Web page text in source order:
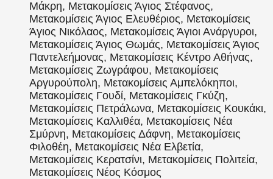
Μάκρη, Μετακομίσεις Άγιος Στέφανος,
Μετακομίσεις Άγιος Ελευθέριος, Μετακομίσεις
Άγιος Νικόλαος, Μετακομίσεις Άγιοι Ανάργυροι,
Μετακομίσεις Άγιος Θωμάς, Μετακομίσεις Άγιος
Παντελεήμονας, Μετακομίσεις Κέντρο Αθήνας,
Μετακομίσεις Ζωγράφου, Μετακομίσεις
Αργυρούπολη, Μετακομίσεις Αμπελόκηποι,
Μετακομίσεις Γουδί, Μετακομίσεις Γκύζη,
Μετακομίσεις Πετράλωνα, Μετακομίσεις Κουκάκι,
Μετακομίσεις Καλλιθέα, Μετακομίσεις Νέα
Σμύρνη, Μετακομίσεις Δάφνη, Μετακομίσεις
Φιλοθέη, Μετακομίσεις Νέα Ελβετία,
Μετακομίσεις Κερατσίνι, Μετακομίσεις Πολιτεία,
Μετακομίσεις Νέος Κόσμος